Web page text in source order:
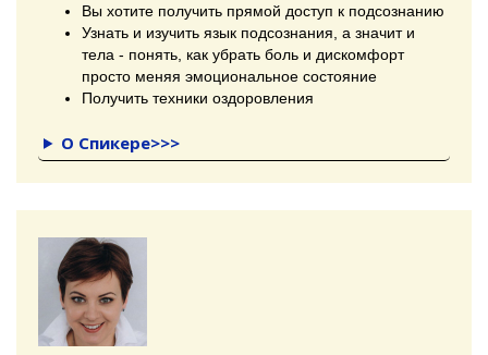
Вы хотите получить прямой доступ к подсознанию
Узнать и изучить язык подсознания, а значит и
тела - понять, как убрать боль и дискомфорт
просто меняя эмоциональное состояние
Получить техники оздоровления
О Спикере>>>